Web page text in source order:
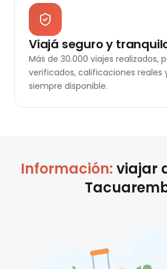
Viajá seguro y
Más de 30.000 viajes realizados,
verificados, calificaciones reales
siempre disponible.
Información: viajar